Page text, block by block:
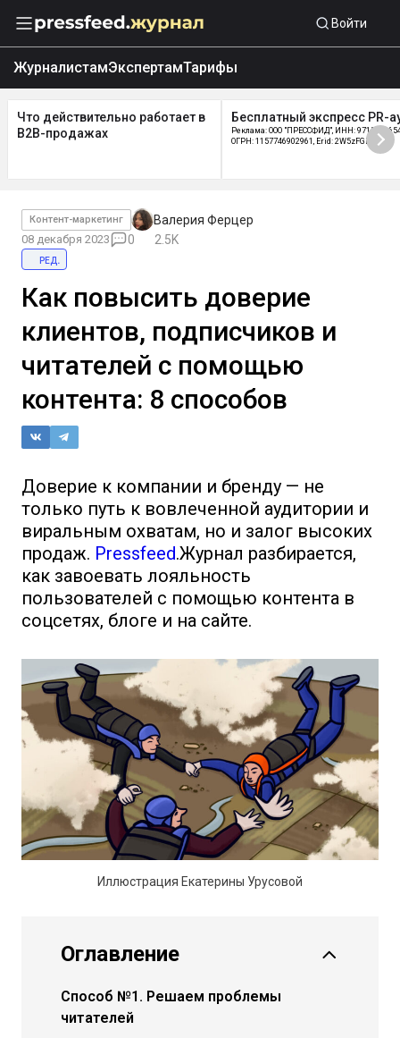
Войти
ЖурналистамЭкспертамТарифы
Что действительно работает в
B2B-продажах
Бесплатный экспресс PR-
Реклама: ООО "ПРЕССФИД", ИНН:
ОГРН: 1157746902961, Erid: 2W5zFGDycPz
Контент-маркетинг Валерия Ферцер
08 декабря 2023 0
2.5K
ред.
Как повысить доверие
клиентов, подписчиков и
читателей с помощью
контента: 8 способов
Доверие к компании и бренду — не
только путь к вовлеченной аудитории и
виральным охватам, но и залог высоких
продаж. Pressfeed.Журнал разбирается,
как завоевать лояльность
пользователей с помощью контента в
соцсетях, блоге и на сайте.
Иллюстрация Екатерины Урусовой
Оглавление
Способ №1. Решаем проблемы
читателей